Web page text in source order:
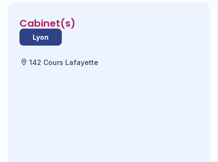
Cabinet(s)
Lyon
142 Cours Lafayette